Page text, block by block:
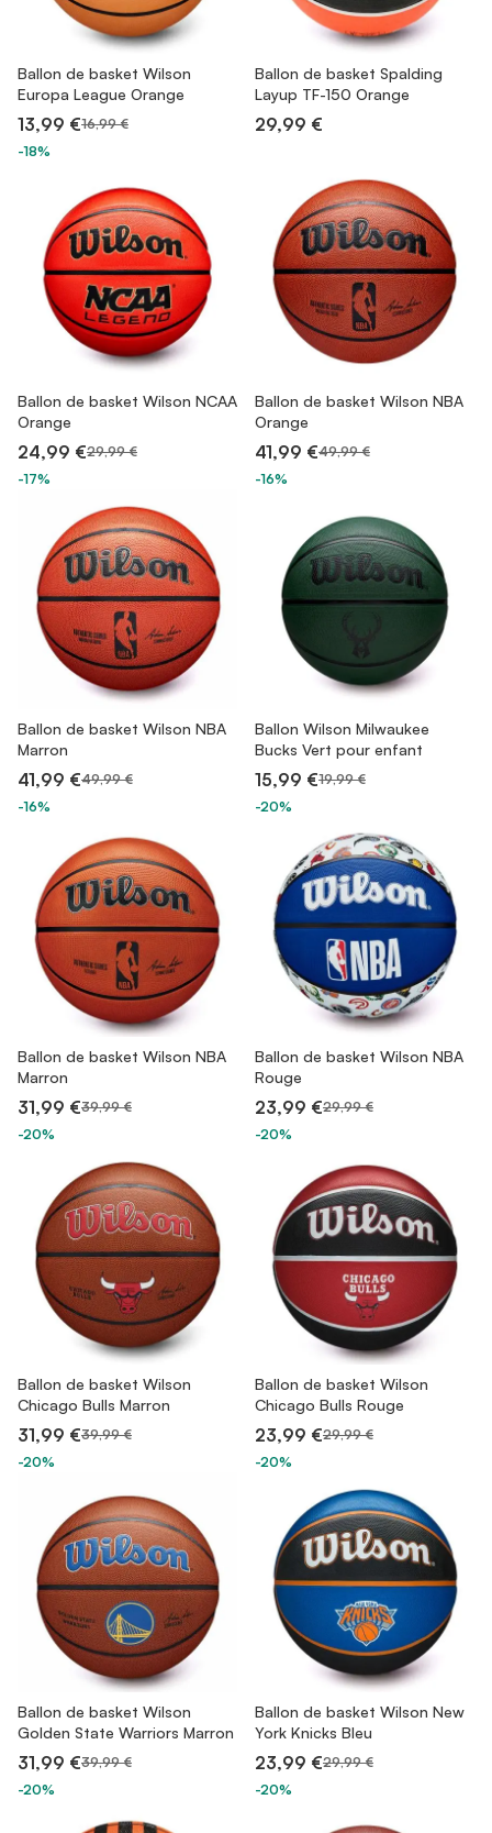
Ballon de basket Wilson
Europa League Orange
13,99 €16,99 €
-18%
Ballon de basket Spalding
Layup TF-150 Orange
29,99 €
Ballon de basket Wilson NCAA
Orange
24,99 €29,99 €
-17%
Ballon de basket Wilson NBA
Orange
41,99 €49,99 €
-16%
Ballon de basket Wilson NBA
Marron
41,99 €49,99 €
-16%
Ballon Wilson Milwaukee
Bucks Vert pour enfant
15,99 €19,99 €
-20%
Ballon de basket Wilson NBA
Marron
31,99 €39,99 €
-20%
Ballon de basket Wilson NBA
Rouge
23,99 €29,99 €
-20%
Ballon de basket Wilson
Chicago Bulls Marron
31,99 €39,99 €
-20%
Ballon de basket Wilson
Chicago Bulls Rouge
23,99 €29,99 €
-20%
Ballon de basket Wilson
Golden State Warriors Marron
31,99 €39,99 €
-20%
Ballon de basket Wilson New
York Knicks Bleu
23,99 €29,99 €
-20%